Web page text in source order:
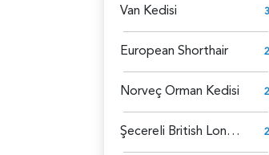
Van Kedisi 3
European Shorthair 2
Norveç Orman Kedisi 2
Şecereli British Longhair 2